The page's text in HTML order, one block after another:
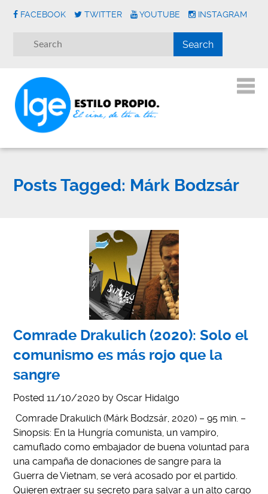
FACEBOOK TWITTER YOUTUBE INSTAGRAM
Posts Tagged: Márk Bodzsár
Comrade Drakulich (2020): Solo el
comunismo es más rojo que la
sangre
Posted11/10/2020 byOscar Hidalgo
Comrade Drakulich (Márk Bodzsár, 2020) – 95 min. –
Sinopsis: En la Hungría comunista, un vampiro,
camuflado como embajador de buena voluntad para
una campaña de donaciones de sangre para la
Guerra de Vietnam, se verá acosado por el partido.
Quieren extraer su secreto para salvar a un alto cargo